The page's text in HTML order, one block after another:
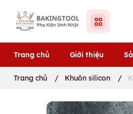
Trang chủ Giới thiệu
Trang chủ / Khuôn silicon /